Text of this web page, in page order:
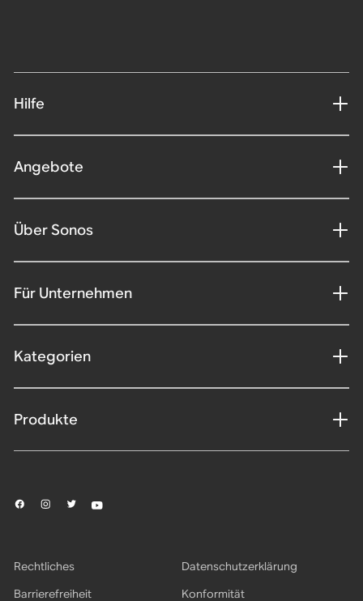
Hilfe
Angebote
Über Sonos
Für Unternehmen
Kategorien
Produkte
Rechtliches
Datenschutzerklärung
Barrierefreiheit
Konformität